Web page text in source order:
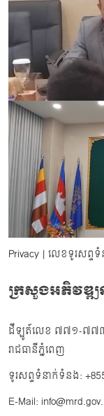
Privacy | លេខទូរសព្ទ
ក្រសួងអភិវឌ្
ដីឡូត៍លេខ ៧៧១-៧៧៣ម
រាជធានីភ្នំពេញ
ទូរសព្ទទំនាក់ទំនង:
E-Mail: